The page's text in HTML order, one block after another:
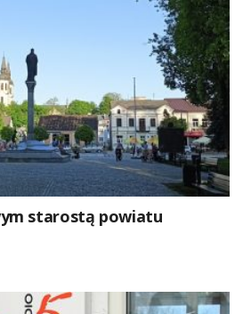
starostą powiatu